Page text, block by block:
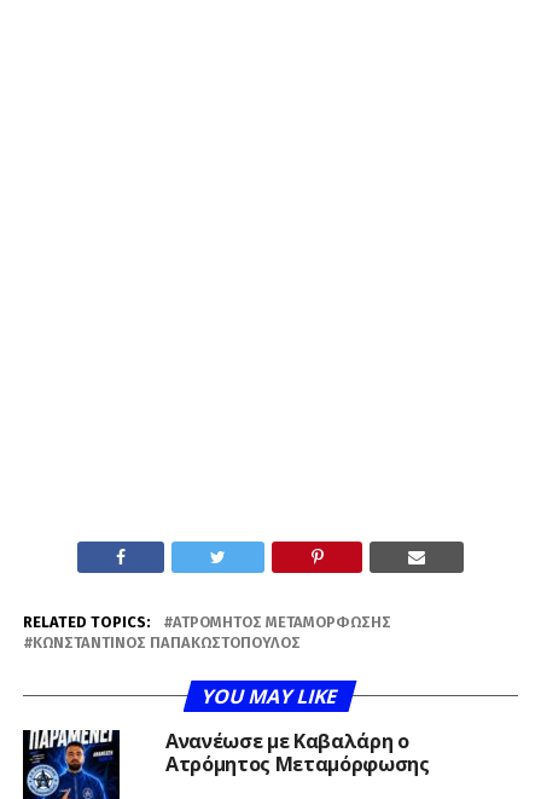
RELATED TOPICS:
ΑΤΡΌΜΗΤΟΣ ΜΕΤΑΜΌΡΦΩΣΗΣ
ΚΩΝΣΤΑΝΤΊΝΟΣ ΠΑΠΑΚΩΣΤΌΠΟΥΛΟΣ
YOU MAY LIKE
Ανανέωσε με Καβαλάρη ο
Ατρόμητος Μεταμόρφωσης